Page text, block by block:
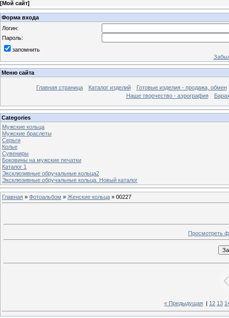
[Мой сайт]
Форма входа
Логин:
Пароль:
запомнить
Меню сайта
Главная страница Каталог изделий
Готовые изделия - продажа, обмен
Наше творчество - аэрография
Categories
Мужские кольца
Мужские браслеты
Серьги
Колье
Сувениры
Боковины на мужские печатки
Каталог 1
Эксклюзивные обручальные кольца2
Эксклюзивные обручальные кольца. Новый каталог
Главная » Фотоальбом » Женские кольца » 00227
Просмотреть
« Предыдущая 12 13